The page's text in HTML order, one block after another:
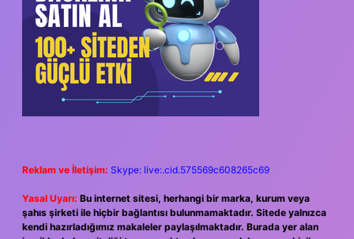
Reklam ve İletişim: Skype: live:.cid.575569c608265c69
Yasal Uyarı: Bu internet sitesi, herhangi bir marka, kurum veya
şahıs şirketi ile hiçbir bağlantısı bulunmamaktadır. Sitede yalnızca
kendi hazırladığımız makaleler paylaşılmaktadır. Burada yer alan